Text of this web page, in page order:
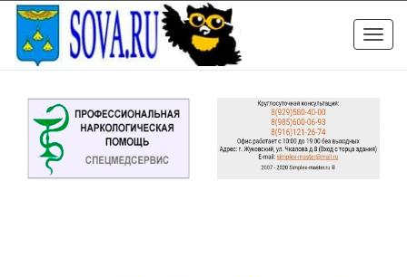
Toggle